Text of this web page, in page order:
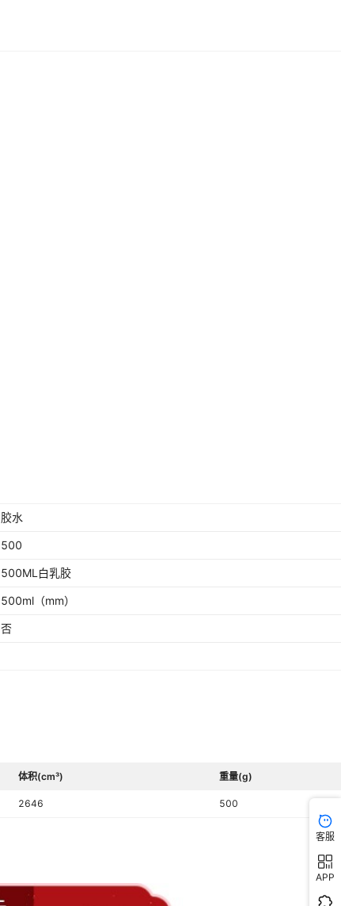
胶水
500
500ML白乳胶
500ml （mm）
否
体积(cm³) 重量(g)
2646 500
客服
APP